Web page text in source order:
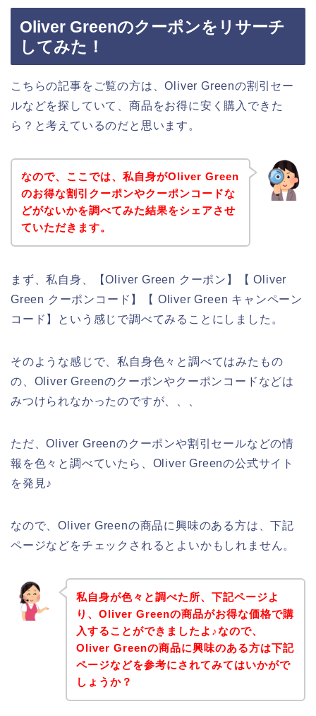
Oliver Greenのクーポンをリサーチ
してみた！
こちらの記事をご覧の方は、Oliver Greenの割引セー
ルなどを探していて、商品をお得に安く購入できた
ら？と考えているのだと思います。
なので、ここでは、私自身がOliver Green
のお得な割引クーポンやクーポンコードな
どがないかを調べてみた結果をシェアさせ
ていただきます。
まず、私自身、【Oliver Green クーポン】【 Oliver
Green クーポンコード】【 Oliver Green キャンペーン
コード】という感じで調べてみることにしました。
そのような感じで、私自身色々と調べてはみたもの
の、Oliver Greenのクーポンやクーポンコードなどは
みつけられなかったのですが、、、
ただ、Oliver Greenのクーポンや割引セールなどの情
報を色々と調べていたら、Oliver Greenの公式サイト
を発見♪
なので、Oliver Greenの商品に興味のある方は、下記
ページなどをチェックされるとよいかもしれません。
私自身が色々と調べた所、下記ページよ
り、Oliver Greenの商品がお得な価格で購
入することができましたよ♪なので、
Oliver Greenの商品に興味のある方は下記
ページなどを参考にされてみてはいかがで
しょうか？